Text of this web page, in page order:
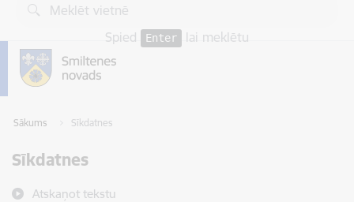
Pāriet uz lapas saturu
Spied
Enter lai meklētu
Sākums Sīkdatnes
Sīkdatnes
Atskaņot tekstu